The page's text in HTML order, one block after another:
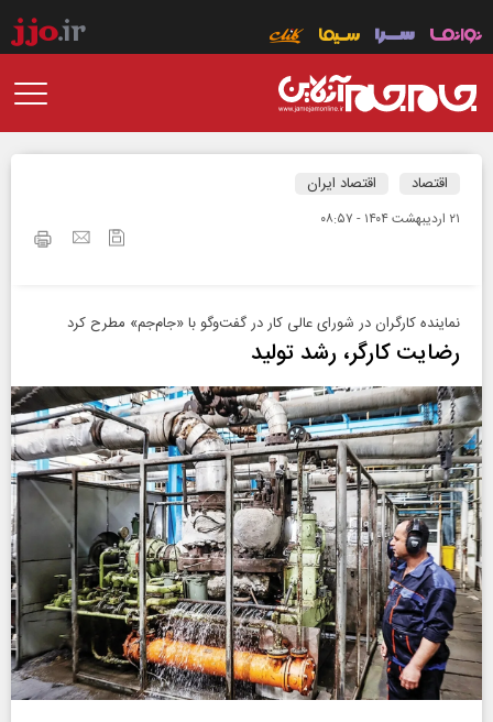
اقتصاد اقتصاد ایران
۲۱ ارديبهشت ۱۴۰۴ - ۰۸:۵۷
نماینده کارگران در شورای عالی کار در گفت‌و‌گو با «جام‌جم» مطرح کرد
رضایت کارگر، رشد تولید